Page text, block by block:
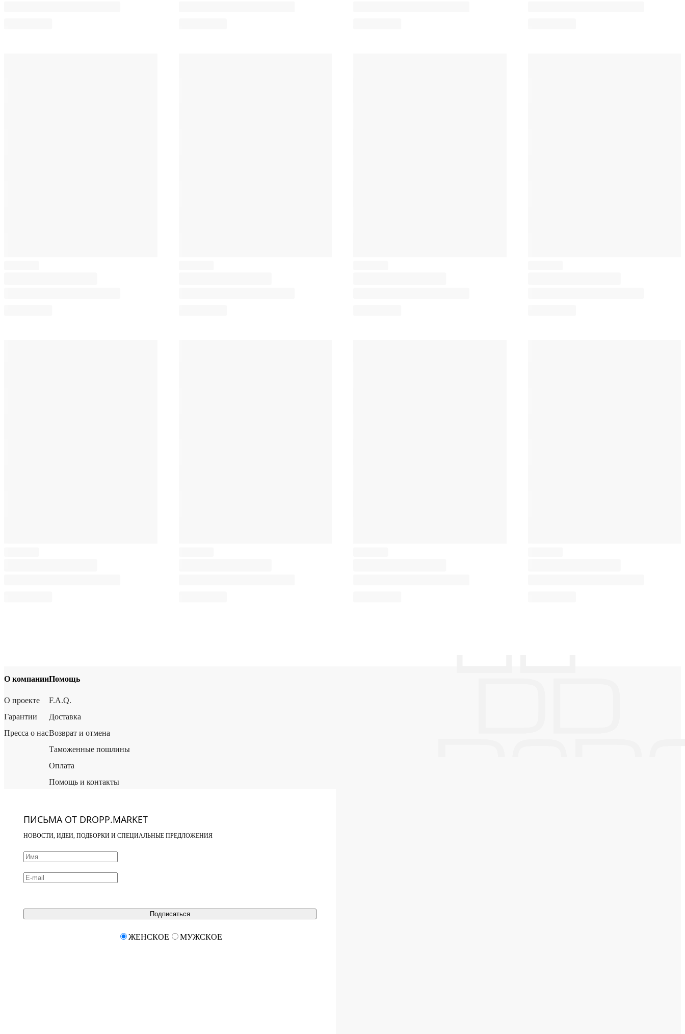
О компании
О проекте
Гарантии
Пресса о нас
Помощь
F.A.Q.
Доставка
Возврат и отмена
Таможенные пошлины
Оплата
Помощь и контакты
ПИСЬМА ОТ DROPP.MARKET
НОВОСТИ, ИДЕИ, ПОДБОРКИ И СПЕЦИАЛЬНЫЕ ПРЕДЛОЖЕНИЯ
Подписаться
ЖЕНСКОЕ МУЖСКОЕ